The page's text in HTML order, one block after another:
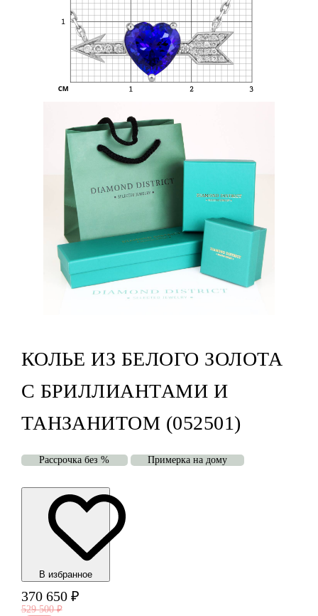
КОЛЬЕ ИЗ БЕЛОГО ЗОЛОТА
С БРИЛЛИАНТАМИ И
ТАНЗАНИТОМ (052501)
Рассрочка без % Примерка на дому
В избранноe
370 650 ₽
529 500 ₽